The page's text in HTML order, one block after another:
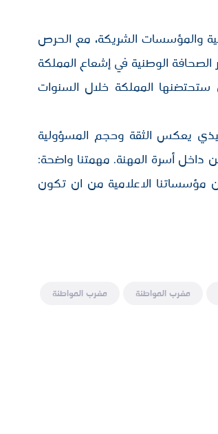
والمؤسسات الشريكة، مع الحرص
الوطنية في إشعاع المملكة
ستحتضنها المملكة خلال السنوات
يعكس الثقة وحجم المسؤولية
داخل أسرة المهنة. مهمتنا واضحة:
مؤسساتنا الاعلامية من ان تكون
مغرب المواطنة
مغرب المواطنة